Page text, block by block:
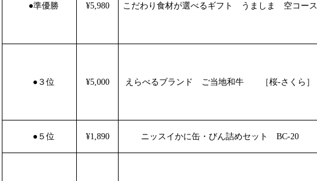
●準優勝 ¥5,980 こだわり食材が選べるギフト うましま 空コース
● ３位 ¥5,000 えらべるブランド ご当地和牛 ［桜-さくら］
● ５位 ¥1,890 ニッスイかに缶・びん詰めセット BC-20